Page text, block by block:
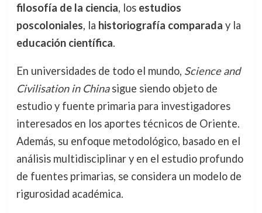
filosofía de la ciencia, los estudios
poscoloniales, la historiografía comparada y la
educación científica.
En universidades de todo el mundo, Science and
Civilisation in Chinasigue siendo objeto de
estudio y fuente primaria para investigadores
interesados en los aportes técnicos de Oriente.
Además, su enfoque metodológico, basado en el
análisis multidisciplinar y en el estudio profundo
de fuentes primarias, se considera un modelo de
rigurosidad académica.